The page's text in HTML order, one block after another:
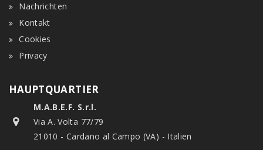
Nachrichten
Kontakt
Cookies
Privacy
HAUPTQUARTIER
M.A.B.E.F. S.r.l.
Via A. Volta 77/79
21010 - Cardano al Campo (VA) - Italien